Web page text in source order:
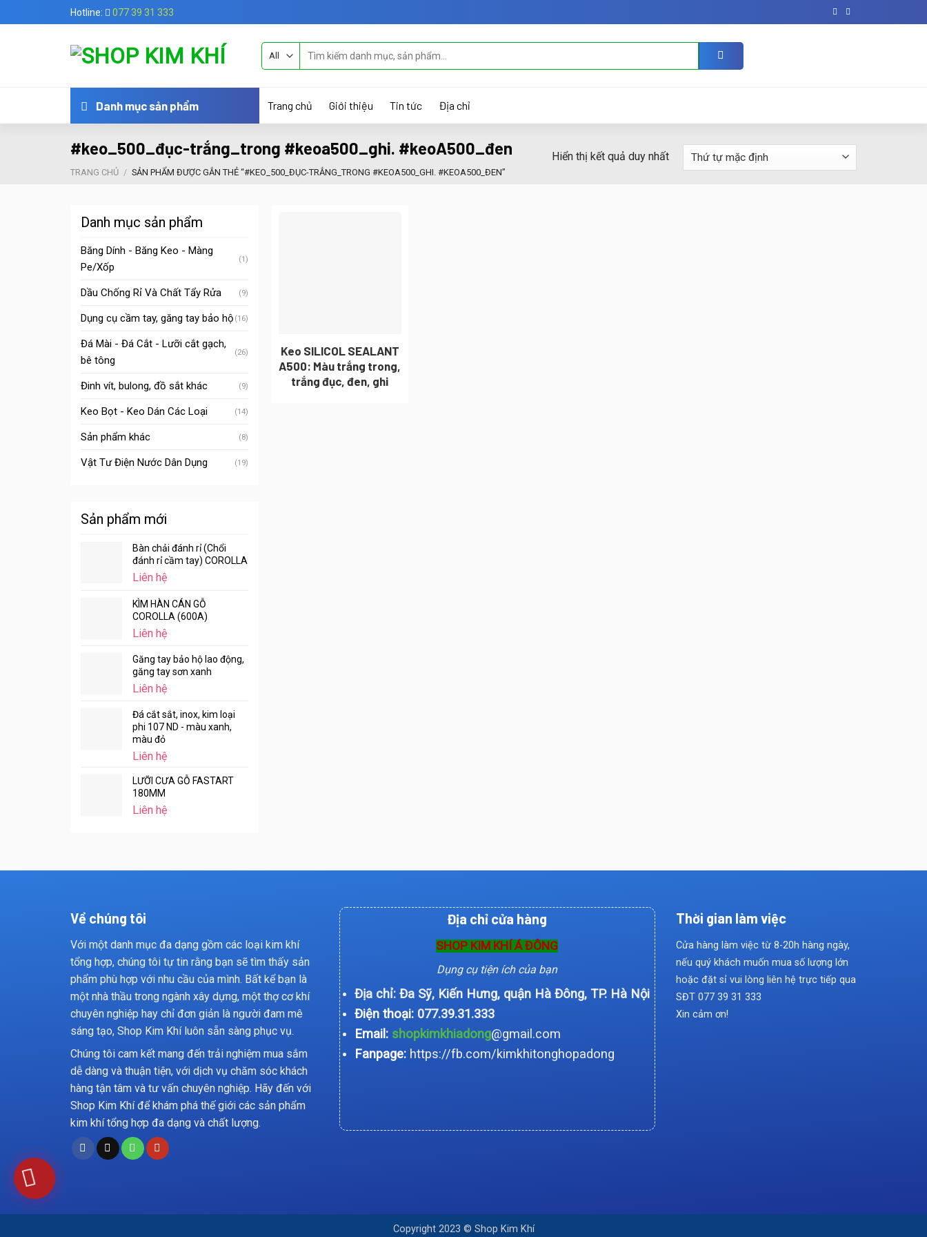
to
Hotline: 077 39 31 333
kiếm:
Danh mục sản phẩm Trang chủ Giới thiệu Tin tức Địa chỉ
#keo_500_đục-trắng_trong #keoa500_ghi. #keoA500_đen
TRANG CHỦ / SẢN PHẨM ĐƯỢC GẮN THẺ “#KEO_500_ĐỤC-TRẮNG_TRONG #KEOA500_GHI. #KEOA500_ĐEN”
Hiển thị kết quả duy nhất
Danh mục sản phẩm
Băng Dính - Băng Keo - Màng
Pe/Xốp
(1)
Dầu Chống Rỉ Và Chất Tẩy Rửa (9)
Dụng cụ cầm tay, găng tay bảo hộ (16)
Đá Mài - Đá Cắt - Lưỡi cắt gạch,
bê tông
(26)
Đinh vít, bulong, đồ sắt khác (9)
Keo Bọt - Keo Dán Các Loại (14)
Sản phẩm khác (8)
Vật Tư Điện Nước Dân Dụng (19)
Sản phẩm mới
Bàn chải đánh rỉ (Chổi
đánh rỉ cầm tay) COROLLA
Liên hệ
KÌM HÀN CÁN GỖ
COROLLA (600A)
Liên hệ
Găng tay bảo hộ lao động,
găng tay sơn xanh
Liên hệ
Đá cắt sắt, inox, kim loại
phi 107 ND - màu xanh,
màu đỏ
Liên hệ
LƯỠI CƯA GỖ FASTART
180MM
Liên hệ
Keo SILICOL SEALANT
A500: Màu trắng trong,
trắng đục, đen, ghi
Về chúng tôi
Với một danh mục đa dạng gồm các loại kim khí
tổng hợp, chúng tôi tự tin rằng bạn sẽ tìm thấy sản
phẩm phù hợp với nhu cầu của mình. Bất kể bạn là
một nhà thầu trong ngành xây dựng, một thợ cơ khí
chuyên nghiệp hay chỉ đơn giản là người đam mê
sáng tạo, Shop Kim Khí luôn sẵn sàng phục vụ.
Chúng tôi cam kết mang đến trải nghiệm mua sắm
dễ dàng và thuận tiện, với dịch vụ chăm sóc khách
hàng tận tâm và tư vấn chuyên nghiệp. Hãy đến với
Shop Kim Khí để khám phá thế giới các sản phẩm
kim khí tổng hợp đa dạng và chất lượng.
Địa chỉ cửa hàng
SHOP KIM KHÍ Á ĐÔNG
Dụng cụ tiện ích của bạn
Địa chỉ: Đa Sỹ, Kiến Hưng, quận Hà Đông, TP. Hà Nội
Điện thoại: 077.39.31.333
Email:shopkimkhiadong@gmail.com
Fanpage: https://fb.com/kimkhitonghopadong
Thời gian làm việc
Cửa hàng làm việc từ 8-20h hàng ngày,
nếu quý khách muốn mua số lượng lớn
hoặc đặt sỉ vui lòng liên hệ trực tiếp qua
SĐT 077 39 31 333
Xin cảm ơn!
Copyright 2023 © Shop Kim Khí